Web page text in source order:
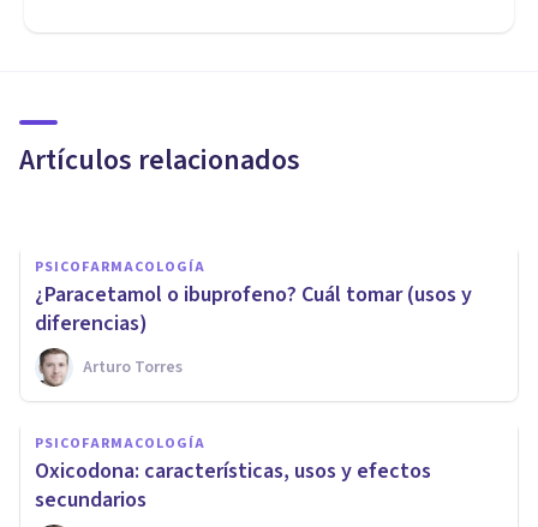
Artículos relacionados
¿Para qué sirve el Voltaren
secundarios
PSICOFARMACOLOGÍA
¿​Paracetamol o ibuprofeno? Cuál tomar (usos y
diferencias)
Arturo Torres
PSICOFARMACOLOGÍA
Oxicodona: características, usos y efectos
secundarios
PSICOFARMACOLOGÍA
Blastoestimulina: ¿qué es y
cómo se usa este
medicamento?